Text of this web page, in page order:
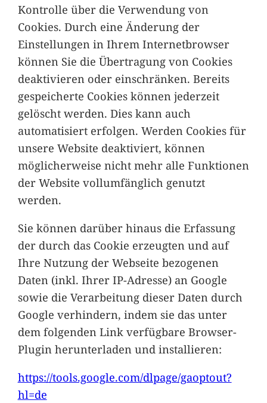
Kontrolle über die Verwendung von
Cookies. Durch eine Änderung der
Einstellungen in Ihrem Internetbrowser
können Sie die Übertragung von Cookies
deaktivieren oder einschränken. Bereits
gespeicherte Cookies können jederzeit
gelöscht werden. Dies kann auch
automatisiert erfolgen. Werden Cookies für
unsere Website deaktiviert, können
möglicherweise nicht mehr alle Funktionen
der Website vollumfänglich genutzt
werden.
Sie können darüber hinaus die Erfassung
der durch das Cookie erzeugten und auf
Ihre Nutzung der Webseite bezogenen
Daten (inkl. Ihrer IP-Adresse) an Google
sowie die Verarbeitung dieser Daten durch
Google verhindern, indem sie das unter
dem folgenden Link verfügbare Browser-
Plugin herunterladen und installieren:
https://tools.google.com/dlpage/gaoptout?
hl=de